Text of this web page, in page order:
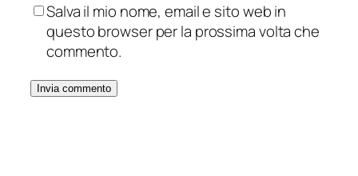
Salva il mio nome, email e sito web in
questo browser per la prossima volta che
commento.